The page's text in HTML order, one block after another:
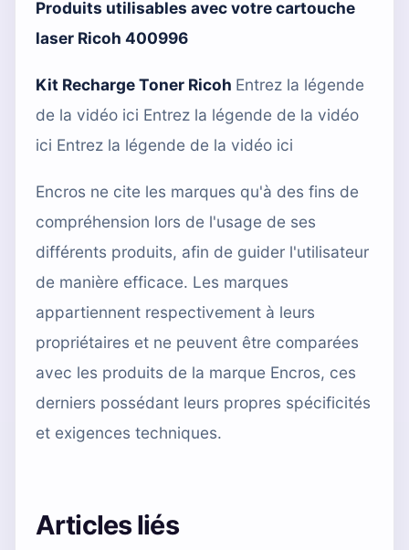
Produits utilisables avec votre cartouche
laser Ricoh 400996
Kit Recharge Toner Ricoh Entrez la légende
de la vidéo ici Entrez la légende de la vidéo
ici Entrez la légende de la vidéo ici
Encros ne cite les marques qu'à des fins de
compréhension lors de l'usage de ses
différents produits, afin de guider l'utilisateur
de manière efficace. Les marques
appartiennent respectivement à leurs
propriétaires et ne peuvent être comparées
avec les produits de la marque Encros, ces
derniers possédant leurs propres spécificités
et exigences techniques.
Articles liés